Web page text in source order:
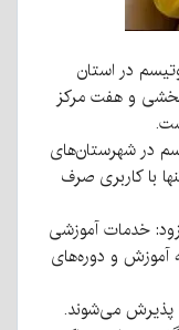
در استان
و هفت مرکز
در شهرستان‌های
با کاربری صرف
خدمات آموزشی
آموزش و دوره‌های